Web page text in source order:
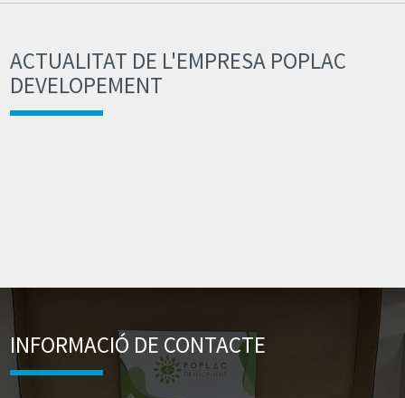
ACTUALITAT DE L'EMPRESA POPLAC
DEVELOPEMENT
INFORMACIÓ DE CONTACTE